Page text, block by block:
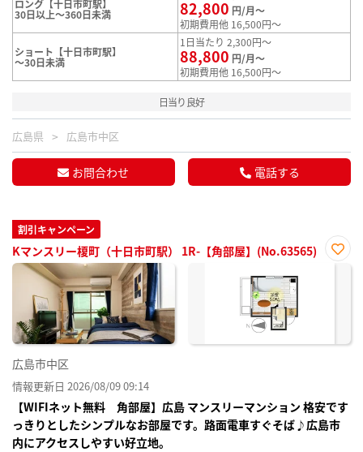
ロング【十日市町駅】
30日以上～360日未満 82,800 円/月～
初期費用他 16,500円～
ショート【十日市町駅】
～30日未満
1日当たり 2,300円～
88,800 円/月～
初期費用他 16,500円～
日当り良好
広島県 広島市中区
お問合わせ 電話する
割引キャンペーン
Kマンスリー榎町（十日市町駅） 1R-【角部屋】(No.63565)
お気
広島市中区
情報更新日 2026/08/09 09:14
【WIFIネット無料 角部屋】広島 マンスリーマンション 格安です
っきりとしたシンプルなお部屋です。路面電車すぐそば♪広島市
内にアクセスしやすい好立地。